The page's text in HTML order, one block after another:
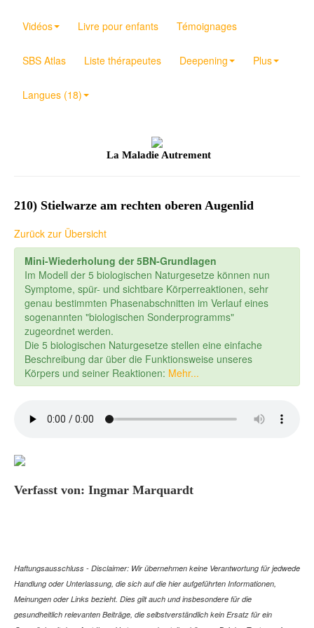
Vidéos Livre pour enfants Témoignages
SBS Atlas Liste thérapeutes Deepening Plus
Langues (18)
La Maladie Autrement
210) Stielwarze am rechten oberen Augenlid
Zurück zur Übersicht
Mini-Wiederholung der 5BN-Grundlagen
Im Modell der 5 biologischen Naturgesetze können nun
Symptome, spür- und sichtbare Körperreaktionen, sehr
genau bestimmten Phasenabschnitten im Verlauf eines
sogenannten "biologischen Sonderprogramms"
zugeordnet werden.
Die 5 biologischen Naturgesetze stellen eine einfache
Beschreibung dar über die Funktionsweise unseres
Körpers und seiner Reaktionen: Mehr...
Verfasst von: Ingmar Marquardt
Haftungsausschluss - Disclaimer: Wir übernehmen keine Verantwortung für jedwede
Handlung oder Unterlassung, die sich auf die hier aufgeführten Informationen,
Meinungen oder Links bezieht. Dies gilt auch und insbesondere für die
gesundheitlich relevanten Beiträge, die selbstverständlich kein Ersatz für ein